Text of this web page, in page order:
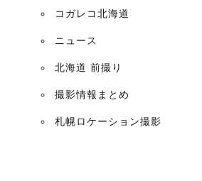
コガレコ北海道
ニュース
北海道 前撮り
撮影情報まとめ
札幌ロケーション撮影